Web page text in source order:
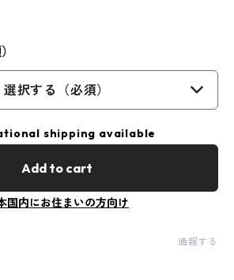
選択する（必須）
shipping available
Add to cart
国内にお住まいの方向け
通報する